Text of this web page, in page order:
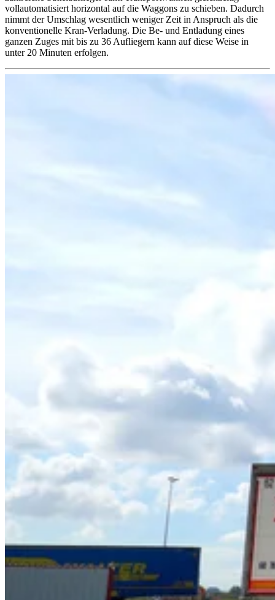
vollautomatisiert horizontal auf die Waggons zu schieben. Dadurch
nimmt der Umschlag wesentlich weniger Zeit in Anspruch als die
konventionelle Kran-Verladung. Die Be- und Entladung eines
ganzen Zuges mit bis zu 36 Aufliegern kann auf diese Weise in
unter 20 Minuten erfolgen.